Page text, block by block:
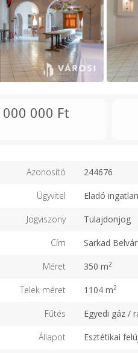
000 Ft
Azonosító 244676
Ügyvitel Eladó ingatlan
Jogviszony Tulajdonjog
Cím Sarkad
Méret 350 m2
Telek méret 1104 m2
Fűtés Egyedi gáz /
Állapot Esztétikai